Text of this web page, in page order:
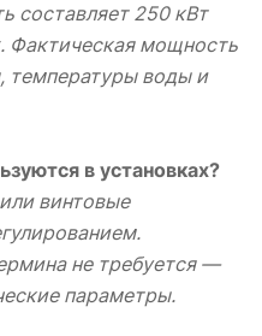
составляет 250 кВт
Фактическая мощность
температуры воды и
в установках?
винтовые
не требуется —
параметры.